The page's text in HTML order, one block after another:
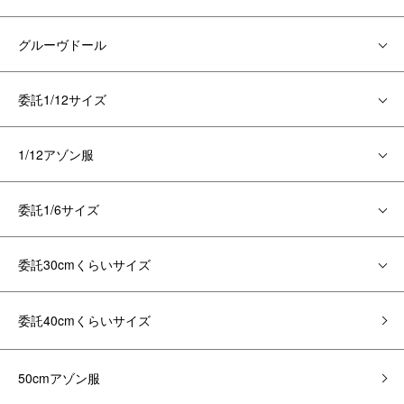
グルーヴドール
委託1/12サイズ
1/12アゾン服
委託1/6サイズ
委託30cmくらいサイズ
委託40cmくらいサイズ
50cmアゾン服